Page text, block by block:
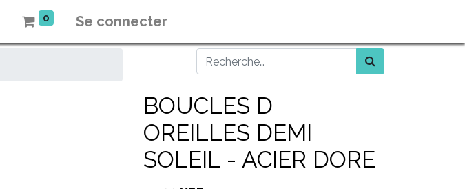
0 Se connecter
BOUCLES D
OREILLES DEMI
SOLEIL - ACIER DORE